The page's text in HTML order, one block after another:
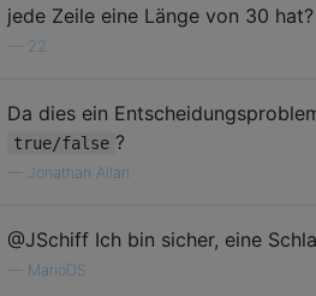
jede Zeile eine Länge von 30
22.
Da dies ein
true/false ?
Jonathan Allan
@JSchiff Ich bin sicher, eine
MarioDS